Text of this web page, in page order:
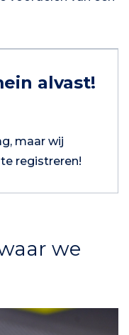
alvast!
maar wij
registreren!
we